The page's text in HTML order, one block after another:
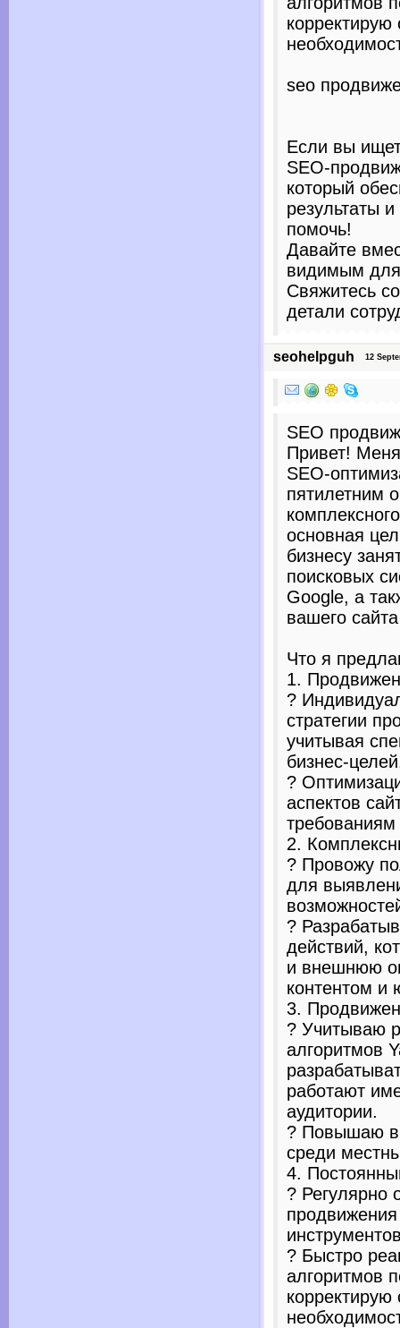
корректирую
seo
Если вы
SEO-
который
результаты
помочь!
Давайте
видимым
Свяжитесь
детали
seohelpguh 12
SEO
Привет!
SEO-
пятилетним
основная
бизнесу
поисковых
Google, а
вашего
Что я
1.
?
стратегии
учитывая
бизнес-
?
аспектов
2.
? Провожу
для
?
действий,
и внешнюю
контентом и
3.
? Учитываю
алгоритмов
работают
аудитории.
? Повышаю
среди
4.
? Регулярно
? Быстро
алгоритмов
корректирую